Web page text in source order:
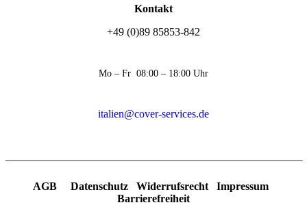
Kontakt
+49 (0)89 85853-842
Mo – Fr 08:00 – 18:00 Uhr
italien@cover-services.de
AGB Datenschutz Widerrufsrecht
Impressum
Barrierefreiheit